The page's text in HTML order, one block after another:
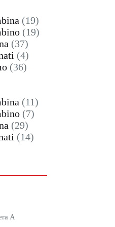
1919
prodotti
1919
3737
prodotti
44
prodotti
3636
1111
77
2929
prodotti
1414
A